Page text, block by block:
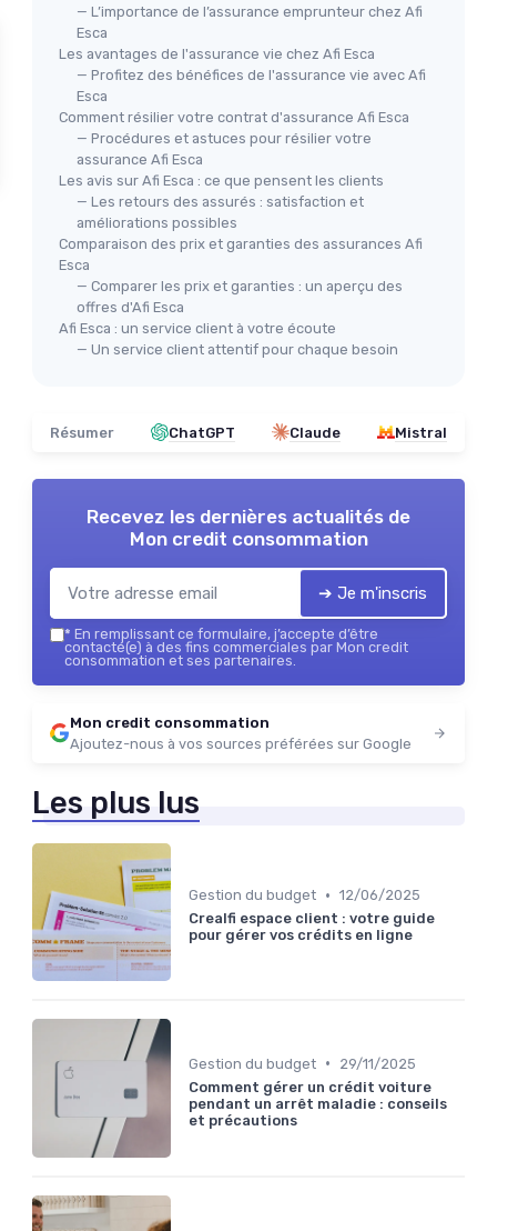
— L’importance de l’assurance emprunteur chez Afi
Esca
Les avantages de l'assurance vie chez Afi Esca
— Profitez des bénéfices de l'assurance vie avec Afi
Esca
Comment résilier votre contrat d'assurance Afi Esca
— Procédures et astuces pour résilier votre
assurance Afi Esca
Les avis sur Afi Esca : ce que pensent les clients
— Les retours des assurés : satisfaction et
améliorations possibles
Comparaison des prix et garanties des assurances Afi
Esca
— Comparer les prix et garanties : un aperçu des
offres d'Afi Esca
Afi Esca : un service client à votre écoute
— Un service client attentif pour chaque besoin
Résumer ChatGPT Claude Mistral
Recevez les dernières actualités de
Mon credit consommation
➔ Je m'inscris
* En remplissant ce formulaire, j’accepte d’être
contacté(e) à des fins commerciales par Mon credit
consommation et ses partenaires.
Mon credit consommation
Ajoutez-nous à vos sources préférées sur Google
Les plus lus
Gestion du budget • 12/06/2025
Crealfi espace client : votre guide
pour gérer vos crédits en ligne
Gestion du budget •
29/11/2025
Comment gérer un crédit voiture
pendant un arrêt maladie : conseils
et précautions